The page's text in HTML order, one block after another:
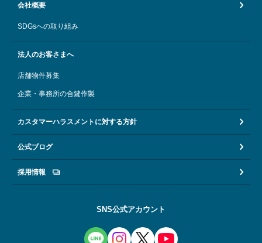
会社概要
SDGsへの取り組み
法人のお客さまへ
店舗物件募集
企業・事務所の合鍵作製
カスタマーハラスメントに対する方針
公式ブログ
採用情報
SNS公式アカウント